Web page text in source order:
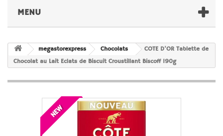
MENU
megastorexpress Chocolats
COTE D'OR Tablette de
Chocolat au Lait Eclats de Biscuit Croustillant Biscoff 190g
NEW